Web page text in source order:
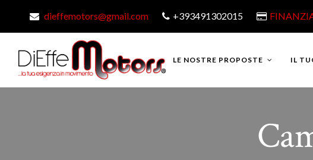
dieffemotors@gmail.com +393491302015
LE NOSTRE PROPOSTE IL